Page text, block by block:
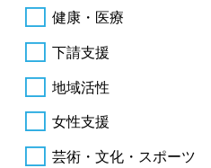
健康・医療
下請支援
地域活性
女性支援
芸術・文化・スポーツ